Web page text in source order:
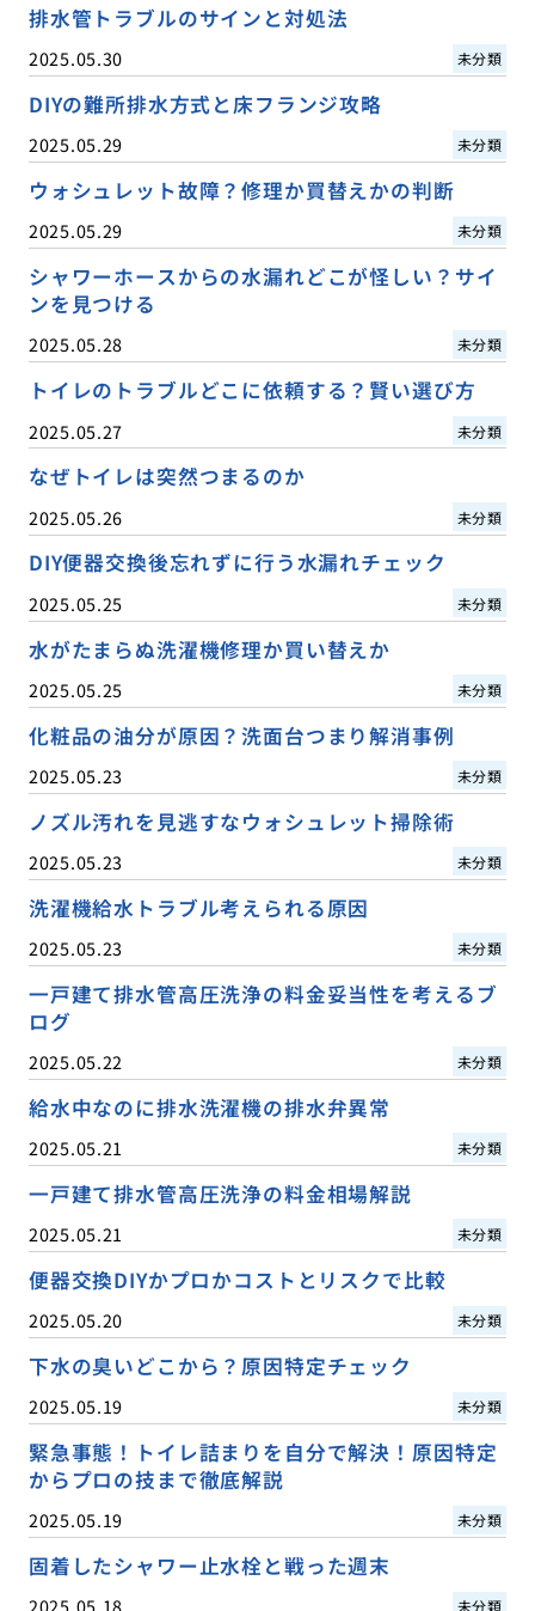
排水管トラブルのサインと対処法
2025.05.30 未分類
DIYの難所排水方式と床フランジ攻略
2025.05.29 未分類
ウォシュレット故障？修理か買替えかの判断
2025.05.29 未分類
シャワーホースからの水漏れどこが怪しい？サイ
ンを見つける
2025.05.28 未分類
トイレのトラブルどこに依頼する？賢い選び方
2025.05.27 未分類
なぜトイレは突然つまるのか
2025.05.26 未分類
DIY便器交換後忘れずに行う水漏れチェック
2025.05.25 未分類
水がたまらぬ洗濯機修理か買い替えか
2025.05.25 未分類
化粧品の油分が原因？洗面台つまり解消事例
2025.05.23 未分類
ノズル汚れを見逃すなウォシュレット掃除術
2025.05.23 未分類
洗濯機給水トラブル考えられる原因
2025.05.23 未分類
一戸建て排水管高圧洗浄の料金妥当性を考えるブ
ログ
2025.05.22 未分類
給水中なのに排水洗濯機の排水弁異常
2025.05.21 未分類
一戸建て排水管高圧洗浄の料金相場解説
2025.05.21 未分類
便器交換DIYかプロかコストとリスクで比較
2025.05.20 未分類
下水の臭いどこから？原因特定チェック
2025.05.19 未分類
緊急事態！トイレ詰まりを自分で解決！原因特定
からプロの技まで徹底解説
2025.05.19 未分類
固着したシャワー止水栓と戦った週末
未分類